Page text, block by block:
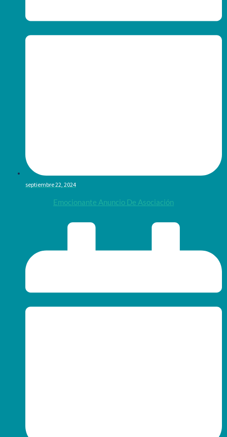
septiembre 22, 2024
Emocionante Anuncio De Asociación